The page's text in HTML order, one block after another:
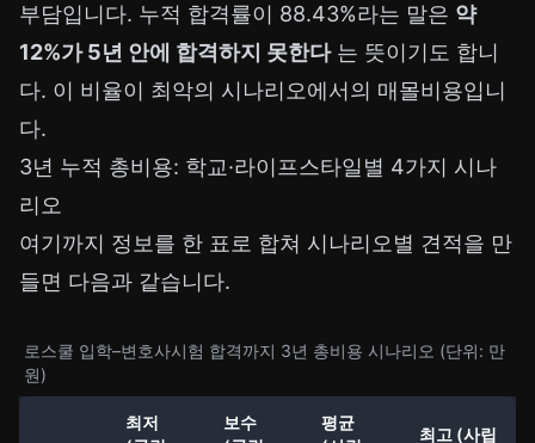
부담입니다. 누적 합격률이 88.43%라는 말은 약
12%가 5년 안에 합격하지 못한다는 뜻이기도 합니
다. 이 비율이 최악의 시나리오에서의 매몰비용입니
다.
3년 누적 총비용: 학교·라이프스타일별 4가지 시나
리오
여기까지 정보를 한 표로 합쳐 시나리오별 견적을 만
들면 다음과 같습니다.
로스쿨 입학–변호사시험 합격까지 3년 총비용 시나리오 (단위: 만
원)
최저
보수
평균
최고 (사립